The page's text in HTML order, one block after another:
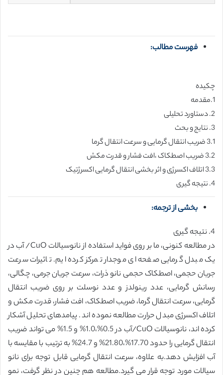
فهرست مطالب:
چکیده
1.مقدمه
2. دستاورد تحلیلی
3. نتایج و بحث
3.1 ضریب انتقال گرمایی و سرعت انتقال گرما
3.2 ضریب اصطکاک ،افت فشار و قدرت مکش
3.3 اتلاف اکسرژی و اثر بخشی انتقال گرمایی اکسرژتیک
4. نتیجه گیری
بخشی از ترجمه:
4. نتیجه گیری
در مطالعه کنونی، ما بر روی فواید استفاده از نانوسیالات CuO/ آب در
یک مبدل گرمایی صفحه ای موجدار تمرکز کرده ایم. تاثیرات سرعت
جریان حجمی، اصطکاک حجمی نانو ذرات، سرعت جریان جرمی، چگالی،
رسانش گرمایی، عدد رینولدز و عدد نوسلت بر روی ضریب انتقال
گرمایی، سرعت انتقال گرما، ضریب اصطکاک، افت فشار، قدرت مکش و
اتلاف اکسرژی مبدل حرارت مطالعه نموده اند. پیامدهای تحلیل آشکار
کرده اند، نانوسیالات CuO/آب در 0.5%،1.0% و 1.5% می تواند ضریب
انتقال گرمایی را حدود 17.70%،21.80% و 24.7% به ترتیب با مقایسه با
آب افزایش دهد.به علاوه، سرعت انتقال گرمایی قابل توجه برای نانو
سیالات مورد توجه قرار می گیرد.مطالعه هم چنین در نظر گرفت، نمو